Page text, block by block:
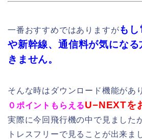
一番おすすめではありますがも
や新幹線、通信料が気にな
きません。
そんな時はダウンロード機能があ
０ポイントもらえるU−NEXTを
実際に今回飛行機の中で見ました
トレスフリーで見ることが出来ま